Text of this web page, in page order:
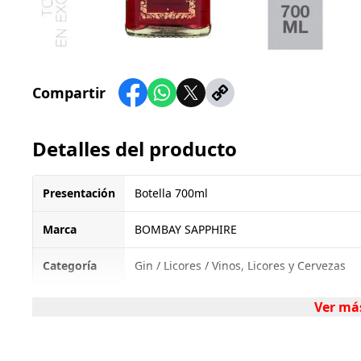
Compartir
Detalles del producto
Presentación Botella 700ml
Marca BOMBAY SAPPHIRE
Categoría Gin / Licores / Vinos, Licores y Cervezas
Ver